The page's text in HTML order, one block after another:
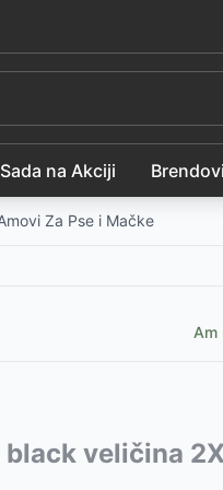
Sada na Akciji Brendovi
Za Pse i Mačke
Am
veličina